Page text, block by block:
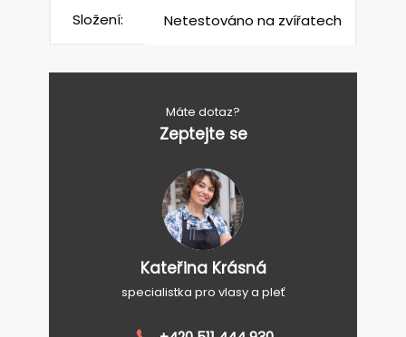
Složení: Netestováno na zvířatech
Máte dotaz?
Zeptejte se
Kateřina Krásná
specialistka pro vlasy a pleť